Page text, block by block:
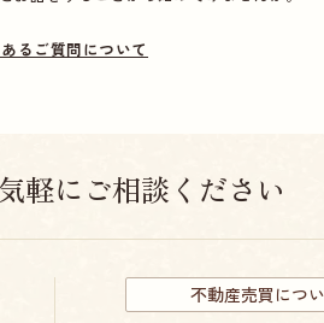
るご質問について
軽にご相談ください
不動産売買につ